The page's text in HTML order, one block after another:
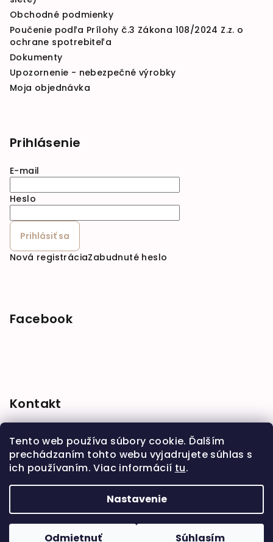
Tento web používa súbory cookie. Ďalším
prechádzaním tohto webu vyjadrujete súhlas s
ich používaním. Viac informácií tu.
Nastavenie
Odmietnuť Súhlasím
Obchodné podmienky
Poučenie podľa Prílohy č.3 Zákona 108/2024 Z.z. o
ochrane spotrebiteľa
Dokumenty
Upozornenie - nebezpečné výrobky
Moja objednávka
Prihlásenie
E-mail
Heslo
Prihlásiť sa
Nová registráciaZabudnuté heslo
Facebook
Kontakt
shop @babymarket.sk
+421 914 334 455
Upraviť nastavenie cookies